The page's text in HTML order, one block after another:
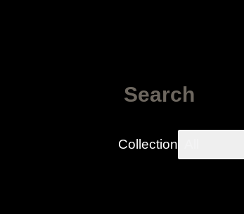
Search
Collection